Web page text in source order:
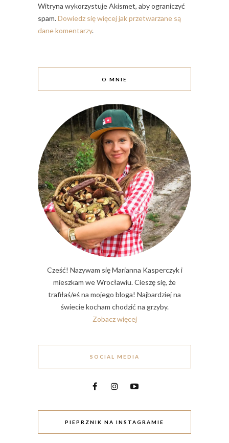
Witryna wykorzystuje Akismet, aby ograniczyć
spam.Dowiedz się więcej jak przetwarzane są
dane komentarzy.
O MNIE
Cześć! Nazywam się Marianna Kasperczyk i
mieszkam we Wrocławiu. Cieszę się, że
trafiłaś/eś na mojego bloga! Najbardziej na
świecie kocham chodzić na grzyby.
Zobacz więcej
SOCIAL MEDIA
PIEPRZNIK NA INSTAGRAMIE